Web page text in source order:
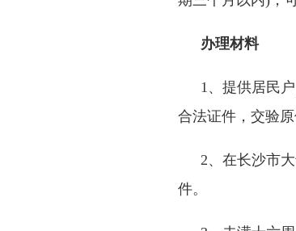
办理材料
1、提供居民
合法证件，交验原
2、在长沙市
件。